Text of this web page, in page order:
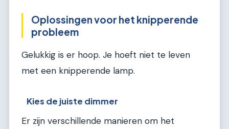
Oplossingen voor het knipperende
probleem
Gelukkig is er hoop. Je hoeft niet te leven
met een knipperende lamp.
Kies de juiste dimmer
Er zijn verschillende manieren om het